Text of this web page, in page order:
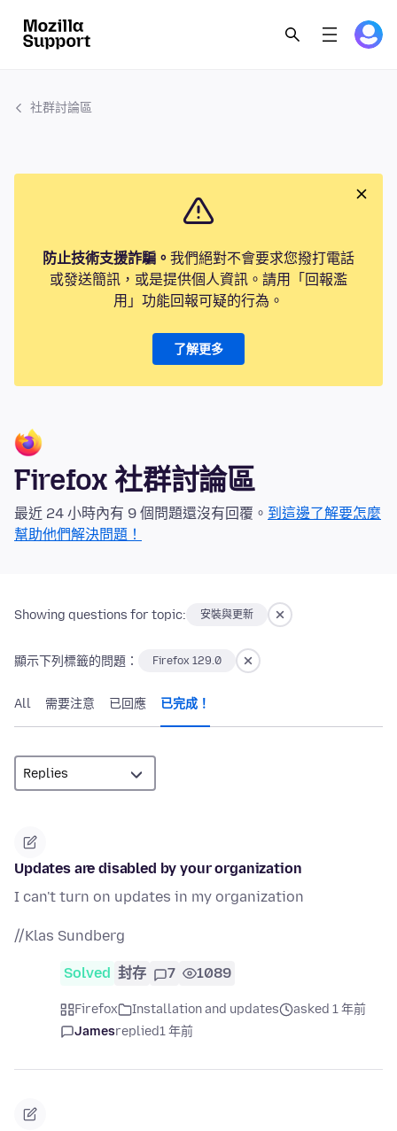
社群討論區
防止技術支援詐騙。 我們絕對不會要求您撥打電話
或發送簡訊，或是提供個人資訊。請用「回報濫
用」功能回報可疑的行為。
了解更多
Firefox 社群討論區
最近 24 小時內有 9 個問題還沒有回覆。 到這邊了解要怎麼
幫助他們解決問題！
Showing questions for topic: 安裝與更新
顯示下列標籤的問題： Firefox 129.0
All 需要注意 已回應 已完成！
Updates are disabled by your organization
I can't turn on updates in my organization
//Klas Sundberg
Solved 封存 7 1089
Firefox Installation and updates
asked 1 年前
Jamesreplied1 年前